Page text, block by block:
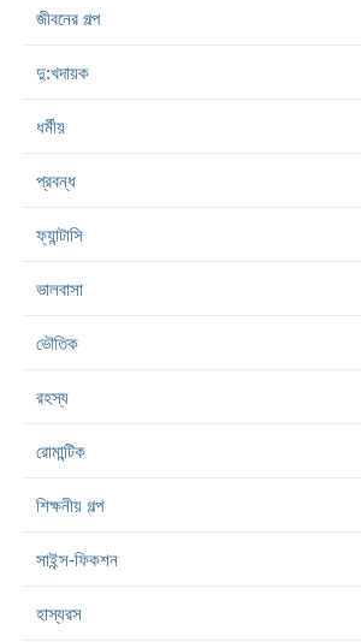
জীবনের গল্প
দু:খদায়ক
ধর্মীয়
প্রবন্ধ
ফ্যান্টাসি
ভালবাসা
ভৌতিক
রহস্য
রোমান্টিক
শিক্ষনীয় গল্প
সাইন্স-ফিকশন
হাস্যরস